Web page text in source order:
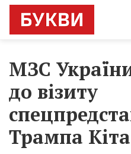
МЗС
до візиту
Трампа